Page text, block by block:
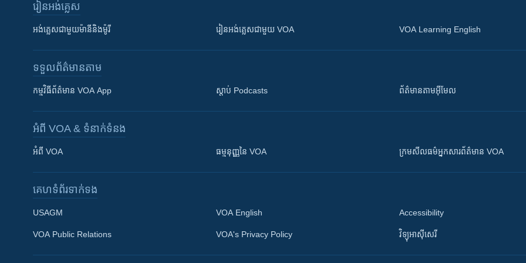
រៀន​​អង់គ្លេស
អង់គ្លេស​ជាមួយ​ម៉ានី​និង​ម៉ូរី រៀន​​​​​​អង់គ្លេស​​ជាមួយ VOA VOA Learning English
ទទួល​ព័ត៌មាន​តាម
កម្មវិធី​ព័ត៌មាន VOA App ស្តាប់ Podcasts ព័ត៌មាន​តាម​អ៊ីមែល
អំពី​ VOA & ទំនាក់ទំនង
អំពី​ VOA ធម្មនុញ្ញ​នៃ VOA ក្រម​​​សីលធម៌​​​អ្នក​​​សារព័ត៌មាន VOA
គេហទំព័រ​​ទាក់ទង
USAGM
VOA Public Relations
VOA English
VOA's Privacy Policy
Accessibility
វិទ្យុ​អាស៊ី​សេរី